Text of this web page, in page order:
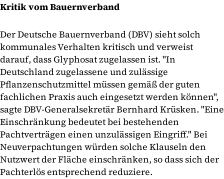
Kritik vom Bauernverband
Der Deutsche Bauernverband (DBV) sieht solch
kommunales Verhalten kritisch und verweist
darauf, dass Glyphosat zugelassen ist. "In
Deutschland zugelassene und zulässige
Pflanzenschutzmittel müssen gemäß der guten
fachlichen Praxis auch eingesetzt werden können",
sagte DBV-Generalsekretär Bernhard Krüsken. "Eine
Einschränkung bedeutet bei bestehenden
Pachtverträgen einen unzulässigen Eingriff." Bei
Neuverpachtungen würden solche Klauseln den
Nutzwert der Fläche einschränken, so dass sich der
Pachterlös entsprechend reduziere.